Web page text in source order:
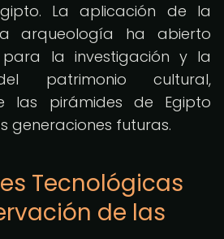
La aplicación de la
arqueología ha abierto
la investigación y la
patrimonio cultural,
las pirámides de Egipto
generaciones futuras.
Tecnológicas
de las